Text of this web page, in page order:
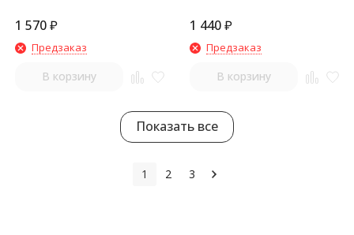
1 570₽
Предзаказ
В корзину
1 440₽
Предзаказ
В корзину
Показать все
1 2 3